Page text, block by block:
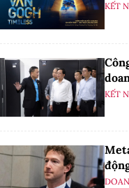
KẾT
KẾT